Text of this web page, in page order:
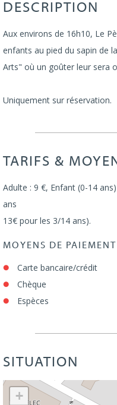
DESCRIPTION
Aux environs de 16h10, Le
enfants au pied du sapin de
Arts" où un goûter leur sera
Uniquement sur réservation.
TARIFS &
Adulte : 9 €, Enfant (0-14
ans
13€ pour les 3/14 ans).
MOYENS DE PAIEMENT
Carte bancaire/crédit
Chèque
Espèces
SITUATION
+